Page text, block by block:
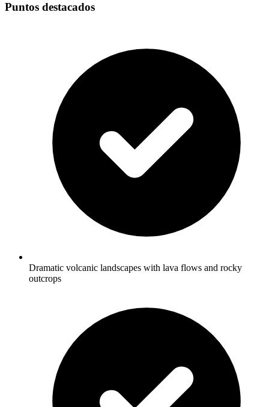
Puntos destacados
Dramatic volcanic landscapes with lava flows and rocky
outcrops